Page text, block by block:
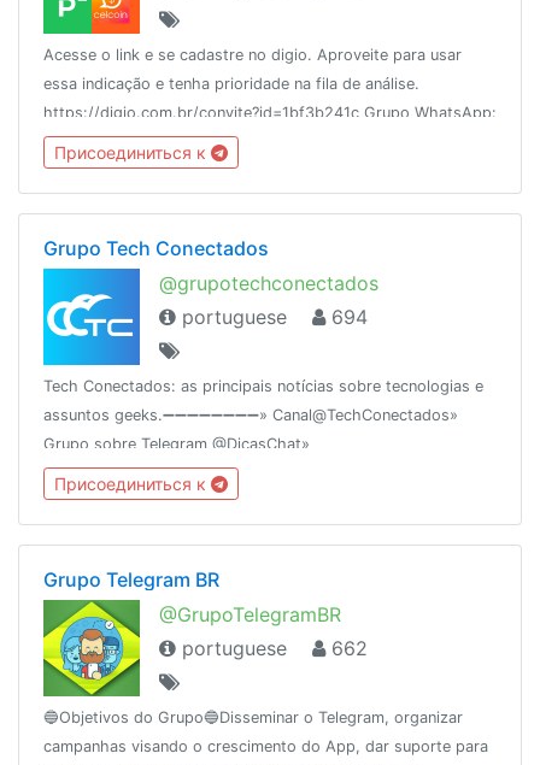
Acesse o link e se cadastre no digio. Aproveite para usar
essa indicação e tenha prioridade na fila de análise.
https://digio.com.br/convite?id=1bf3b241c Grupo WhatsApp:
https://chat.whatsapp.com/DLu1tOKkX3J03B4cInnJP5http://
ZG9W
Присоединиться к
Grupo Tech Conectados
@grupotechconectados
portuguese
694
Tech Conectados: as principais notícias sobre tecnologias e
assuntos geeks.➖➖➖➖➖➖➖➖» Canal@TechConectados»
Grupo sobre Telegram @DicasChat»
Rankingcombot.org/chat/-1001026262621Criado em
18/12/15Baidu.exe
Присоединиться к
Grupo Telegram BR
@GrupoTelegramBR
portuguese
662
🔵Objetivos do Grupo🔵Disseminar o Telegram, organizar
campanhas visando o crescimento do App, dar suporte para